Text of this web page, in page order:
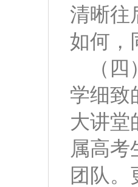
清晰往
如何，
（四
学细致
大讲堂
属高
团队